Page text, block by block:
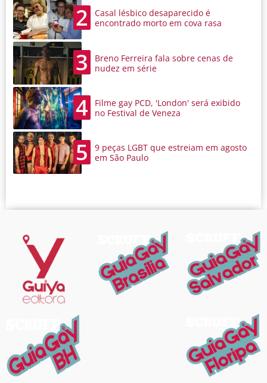
2
Casal lésbico desaparecido é
encontrado morto em cova rasa
3
Breno Ferreira fala sobre cenas de
nudez em série
4
Filme gay PCD, 'London' será exibido
no Festival de Veneza
5
9 peças LGBT que estreiam em agosto
em São Paulo